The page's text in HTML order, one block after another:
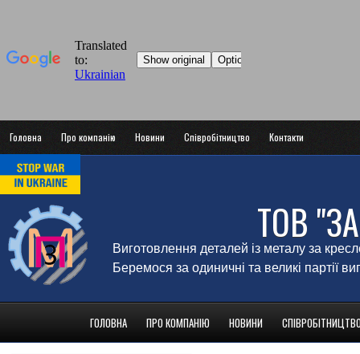
Головна Про компанію Новини Співробітництво Контакти
ТОВ
Виготовлення деталей із металу за
Беремося за одиничні та великі партії
ГОЛОВНА ПРО КОМПАНІЮ НОВИНИ